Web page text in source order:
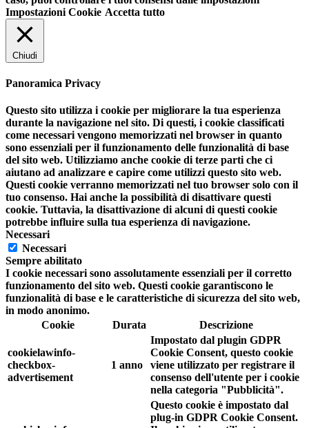
Impostazioni Cookie Accetta tutto
Chiudi
Panoramica Privacy
Questo sito utilizza i cookie per migliorare la tua esperienza
durante la navigazione nel sito. Di questi, i cookie classificati
come necessari vengono memorizzati nel browser in quanto
sono essenziali per il funzionamento delle funzionalità di base
del sito web. Utilizziamo anche cookie di terze parti che ci
aiutano ad analizzare e capire come utilizzi questo sito web.
Questi cookie verranno memorizzati nel tuo browser solo con il
tuo consenso. Hai anche la possibilità di disattivare questi
cookie. Tuttavia, la disattivazione di alcuni di questi cookie
potrebbe influire sulla tua esperienza di navigazione.
Necessari
Necessari
Sempre abilitato
I cookie necessari sono assolutamente essenziali per il corretto
funzionamento del sito web. Questi cookie garantiscono le
funzionalità di base e le caratteristiche di sicurezza del sito web,
in modo anonimo.
Cookie
Durata Descrizione
cookielawinfo-
checkbox-
advertisement
1 anno
Impostato dal plugin GDPR
Cookie Consent, questo cookie
viene utilizzato per registrare il
consenso dell'utente per i cookie
nella categoria "Pubblicità".
Questo cookie è impostato dal
plug-in GDPR Cookie Consent.